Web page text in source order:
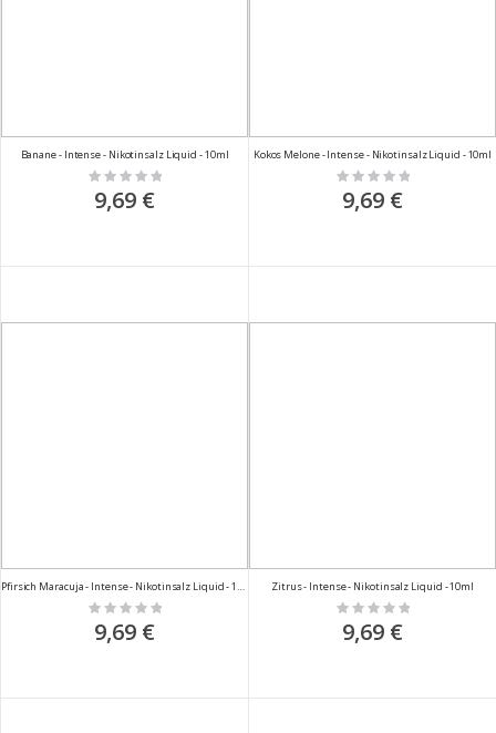
Banane - Intense - Nikotinsalz Liquid - 10ml
Rating:
0%
9,69 €
Kokos Melone - Intense - Nikotinsalz Liquid - 10ml
Rating:
0%
9,69 €
Pfirsich Maracuja - Intense - Nikotinsalz Liquid - 10ml
Rating:
0%
9,69 €
Zitrus - Intense - Nikotinsalz Liquid - 10ml
Rating:
0%
9,69 €